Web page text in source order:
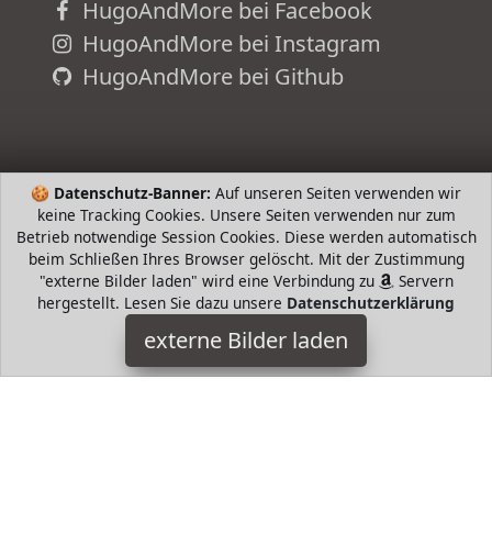
🍪 Datenschutz-Banner: Auf unseren Seiten verwenden wir
keine Tracking Cookies. Unsere Seiten verwenden nur zum
Betrieb notwendige Session Cookies. Diese werden automatisch
beim Schließen Ihres Browser gelöscht. Mit der Zustimmung
"externe Bilder laden" wird eine Verbindung zu
Servern
hergestellt. Lesen Sie dazu unsere Datenschutzerklärung
externe Bilder laden
HugoAndMore bei Facebook
HugoAndMore bei Instagram
HugoAndMore bei Github
ESPRIT
cm Bügellänge cm Wir lieben elegante Klassiker Diese